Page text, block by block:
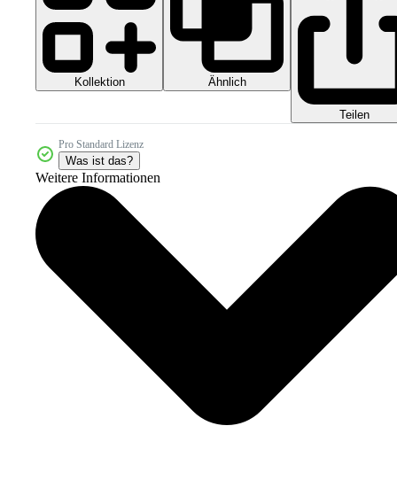
Kollektion Ähnlich
Teilen
Pro Standard Lizenz
Was ist das?
Weitere Informationen